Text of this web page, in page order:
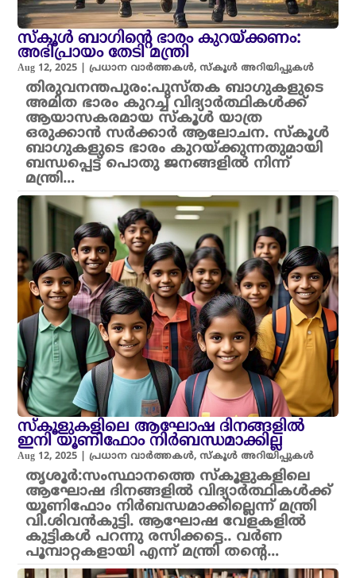
സ്കൂൾ ബാഗിന്റെ ഭാരം കുറയ്ക്കണം:
അഭിപ്രായം തേടി മന്ത്രി
Aug 12, 2025 |പ്രധാന വാർത്തകൾ,സ്കൂൾ അറിയിപ്പുകൾ
തിരുവനന്തപുരം:പുസ്തക ബാഗുകളുടെ
അമിത ഭാരം കുറച്ച് വിദ്യാർത്ഥികൾക്ക്
ആയാസകരമായ സ്കൂൾ യാത്ര
ഒരുക്കാൻ സർക്കാർ ആലോചന. സ്കൂൾ
ബാഗുകളുടെ ഭാരം കുറയ്ക്കുന്നതുമായി
ബന്ധപ്പെട്ട് പൊതു ജനങ്ങളിൽ നിന്ന്
മന്ത്രി…
സ്‌കൂളുകളിലെ ആഘോഷ ദിനങ്ങളിൽ
ഇനി യൂണിഫോം നിർബന്ധമാക്കില്ല
Aug 12, 2025 |പ്രധാന വാർത്തകൾ,സ്കൂൾ അറിയിപ്പുകൾ
തൃശൂർ:സംസ്ഥാനത്തെ സ്‌കൂളുകളിലെ
ആഘോഷ ദിനങ്ങളിൽ വിദ്യാർത്ഥികൾക്ക്
യൂണിഫോം നിർബന്ധമാക്കില്ലെന്ന് മന്ത്രി
വി.ശിവൻകുട്ടി. ആഘോഷ വേളകളിൽ
കുട്ടികൾ പറന്നു രസിക്കട്ടെ.. വർണ
പൂമ്പാറ്റകളായി എന്ന് മന്ത്രി തന്റെ…